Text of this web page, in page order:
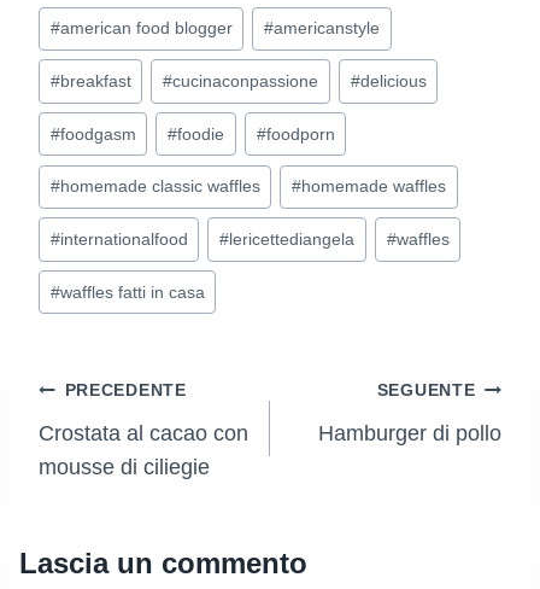
Tag
articolo:
#american food blogger #americanstyle
#breakfast #cucinaconpassione #delicious
#foodgasm #foodie #foodporn
#homemade classic waffles #homemade waffles
#internationalfood #lericettediangela #waffles
#waffles fatti in casa
Navigazione
articoli
PRECEDENTE
Crostata al cacao con
mousse di ciliegie
SEGUENTE
Hamburger di pollo
Lascia un commento